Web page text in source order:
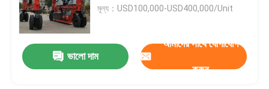
মূল্য：USD100,000-USD400,000/Unit
ভালো দাম
আমাদের সাথে যোগাযোগ
করুন